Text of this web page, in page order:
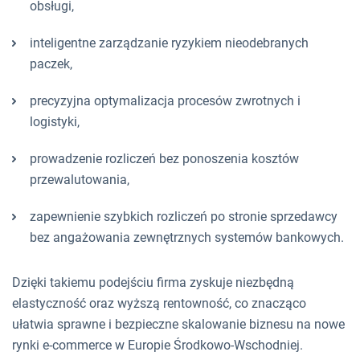
obsługi,
inteligentne zarządzanie ryzykiem nieodebranych
paczek,
precyzyjna optymalizacja procesów zwrotnych i
logistyki,
prowadzenie rozliczeń bez ponoszenia kosztów
przewalutowania,
zapewnienie szybkich rozliczeń po stronie sprzedawcy
bez angażowania zewnętrznych systemów bankowych.
Dzięki takiemu podejściu firma zyskuje niezbędną
elastyczność oraz wyższą rentowność, co znacząco
ułatwia sprawne i bezpieczne skalowanie biznesu na nowe
rynki e-commerce w Europie Środkowo-Wschodniej.